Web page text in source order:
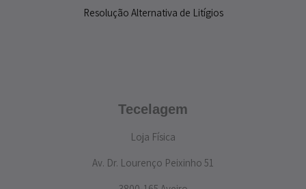
Resolução Alternativa de Litígios
Tecelagem
Loja Física
Av. Dr. Lourenço Peixinho 51